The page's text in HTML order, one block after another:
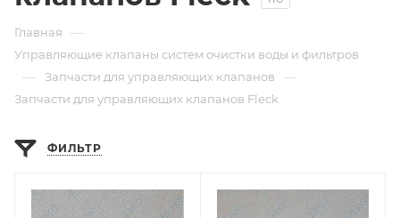
Главная —
Управляющие клапаны систем очистки воды и фильтров
— Запчасти для управляющих клапанов —
Запчасти для управляющих клапанов Fleck
ФИЛЬТР